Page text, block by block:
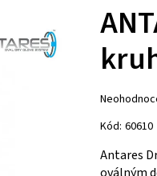
hodnocení
produktu
0,0
Kód: 60610
Antares